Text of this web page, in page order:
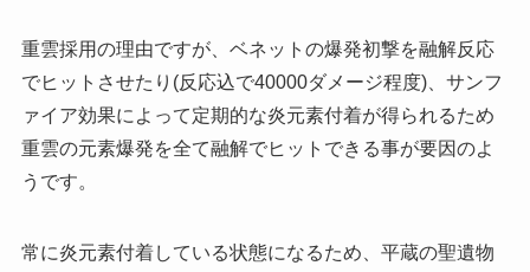
重雲採用の理由ですが、ベネットの爆発初撃を融解反応
でヒットさせたり(反応込で40000ダメージ程度)、サンフ
ァイア効果によって定期的な炎元素付着が得られるため
重雲の元素爆発を全て融解でヒットできる事が要因のよ
うです。
常に炎元素付着している状態になるため、平蔵の聖遺物